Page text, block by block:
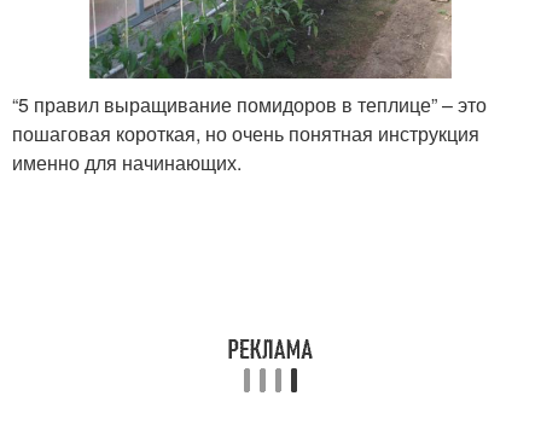
“5 правил выращивание помидоров в теплице” – это
пошаговая короткая, но очень понятная инструкция
именно для начинающих.